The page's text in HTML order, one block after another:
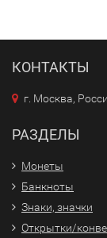
КОНТАКТЫ
г. Москва,
РАЗДЕЛЫ
Монеты
Банкноты
Знаки, значки
Открытки/